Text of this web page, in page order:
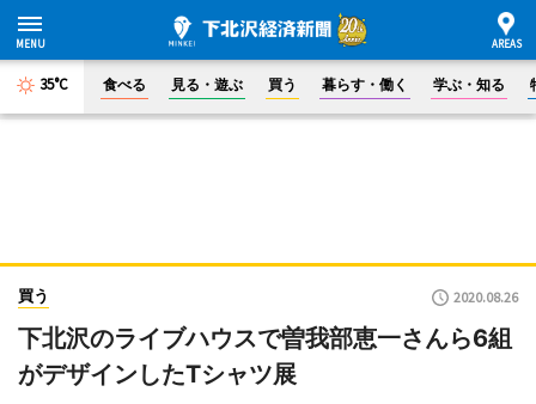
35°C 食べる 見る・遊ぶ 買う 暮らす・働く 学ぶ・知る
買う 2020.08.26
下北沢のライブハウスで曽我部恵一さんら6組
がデザインしたTシャツ展